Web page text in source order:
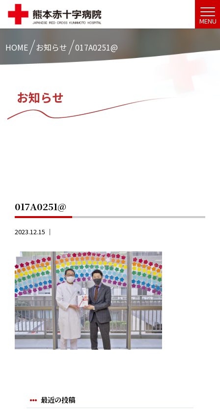
MENU
HOME お知らせ 017A0251@
お知らせ
017A0251@
2023.12.15 ｜
最近の投稿